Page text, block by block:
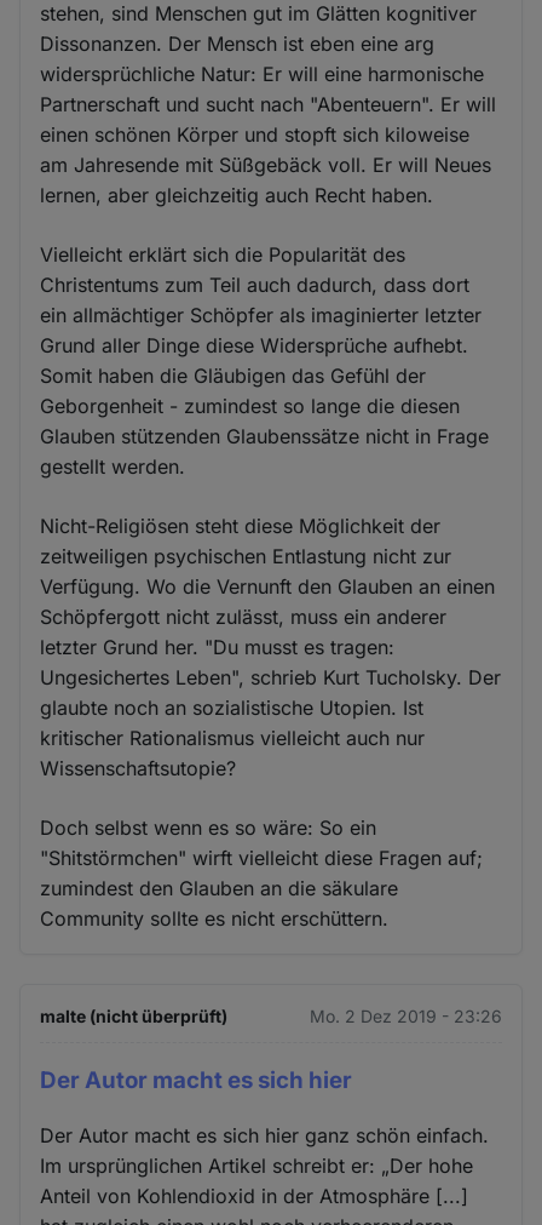
stehen, sind Menschen gut im Glätten kognitiver
Dissonanzen. Der Mensch ist eben eine arg
widersprüchliche Natur: Er will eine harmonische
Partnerschaft und sucht nach "Abenteuern". Er will
einen schönen Körper und stopft sich kiloweise
am Jahresende mit Süßgebäck voll. Er will Neues
lernen, aber gleichzeitig auch Recht haben.
Vielleicht erklärt sich die Popularität des
Christentums zum Teil auch dadurch, dass dort
ein allmächtiger Schöpfer als imaginierter letzter
Grund aller Dinge diese Widersprüche aufhebt.
Somit haben die Gläubigen das Gefühl der
Geborgenheit - zumindest so lange die diesen
Glauben stützenden Glaubenssätze nicht in Frage
gestellt werden.
Nicht-Religiösen steht diese Möglichkeit der
zeitweiligen psychischen Entlastung nicht zur
Verfügung. Wo die Vernunft den Glauben an einen
Schöpfergott nicht zulässt, muss ein anderer
letzter Grund her. "Du musst es tragen:
Ungesichertes Leben", schrieb Kurt Tucholsky. Der
glaubte noch an sozialistische Utopien. Ist
kritischer Rationalismus vielleicht auch nur
Wissenschaftsutopie?
Doch selbst wenn es so wäre: So ein
"Shitstörmchen" wirft vielleicht diese Fragen auf;
zumindest den Glauben an die säkulare
Community sollte es nicht erschüttern.
malte (nicht überprüft) Mo. 2 Dez 2019 - 23:26
Der Autor macht es sich hier
Der Autor macht es sich hier ganz schön einfach.
Im ursprünglichen Artikel schreibt er: „Der hohe
Anteil von Kohlendioxid in der Atmosphäre [...]